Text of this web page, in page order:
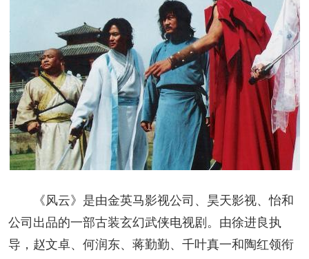
《风云》是由金英马影视公司、昊天影视、怡和
公司出品的一部古装玄幻武侠电视剧。由徐进良执
导，赵文卓、何润东、蒋勤勤、千叶真一和陶红领衔